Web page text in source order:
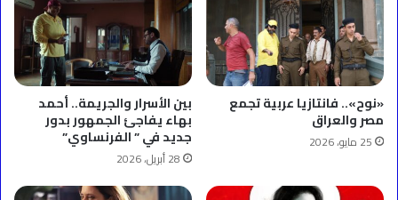
«نوح».. فانتازيا عربية تجمع
مصر والعراق
25 مايو، 2026
بين الأسرار والجريمة.. أحمد
بهاء يفاجئ الجمهور بدور
جديد في ” الفرنساوي”
28 أبريل، 2026